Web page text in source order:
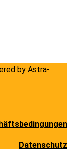
by Astra-
Datenschutz